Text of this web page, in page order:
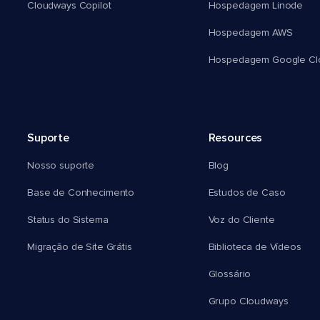
Cloudways Copilot Hospedagem Linode
Hospedagem AWS
Hospedagem Google
Suporte
Nosso suporte
Base de Conhecimento
Status do Sistema
Migração de Site Grátis
Resources
Blog
Estudos de Caso
Voz do Cliente
Biblioteca de Vídeos
Glossário
Grupo Cloudways